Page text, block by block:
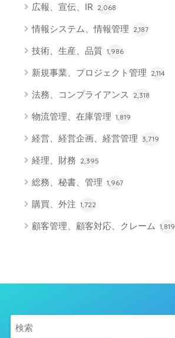
広報、宣伝、IR 2,068
情報システム、情報管理 2,187
技術、生産、品質 1,986
新規事業、プロジェクト管理 2,114
法務、コンプライアンス 2,318
物流管理、在庫管理 1,819
経営、経営企画、経営管理 3,719
経理、財務 2,395
総務、秘書、管理 1,967
購買、外注 1,722
顧客管理、顧客対応、クレーム 1,819